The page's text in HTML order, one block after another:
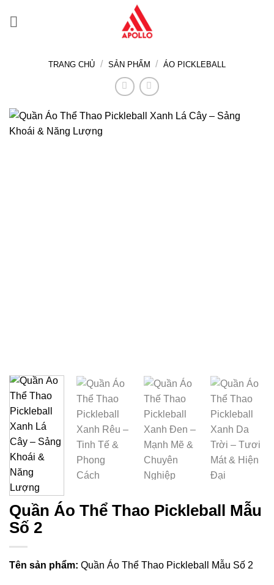
TRANG CHỦ / SẢN PHẨM / ÁO PICKLEBALL
Quần Áo Thể Thao Pickleball Mẫu
Số 2
Tên sản phẩm: Quần Áo Thể Thao Pickleball Mẫu Số 2